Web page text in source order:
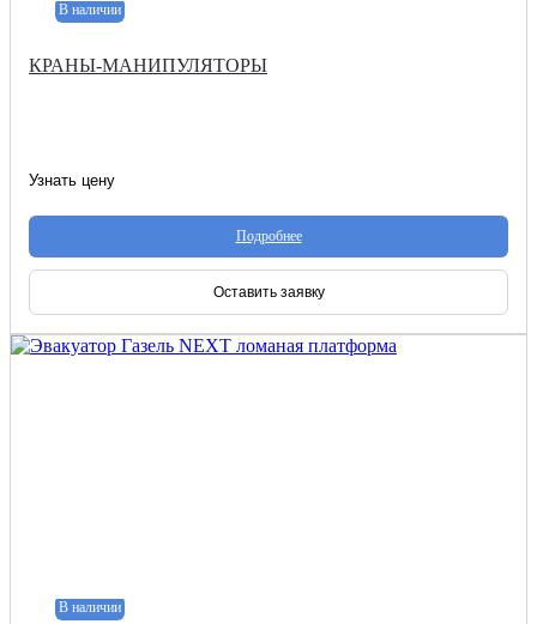
В наличии
КРАНЫ-МАНИПУЛЯТОРЫ
Узнать цену
Подробнее
Оставить заявку
В наличии